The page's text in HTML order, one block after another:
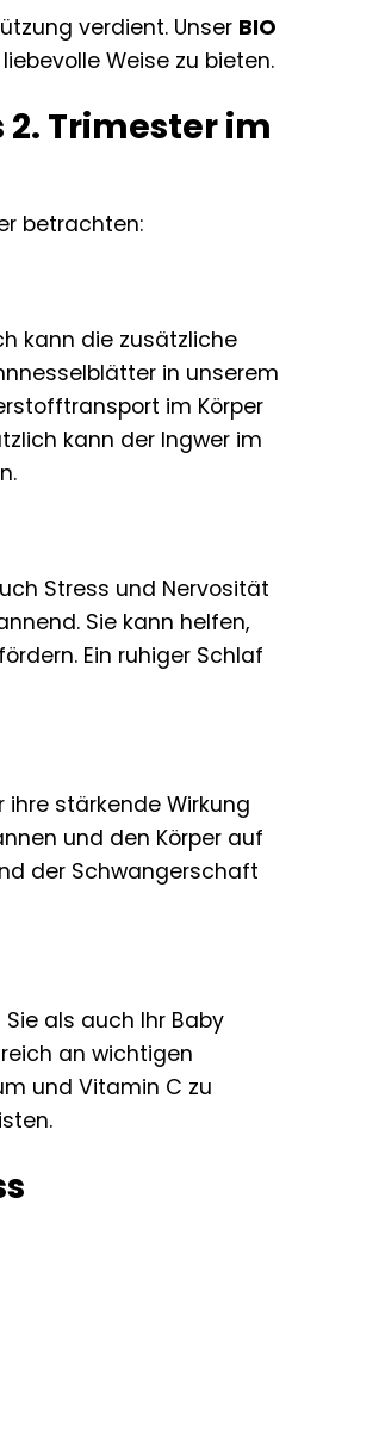
verdient. Unser BIO
Weise zu bieten.
Trimester im
betrachten:
kann die zusätzliche
in unserem
im Körper
kann der Ingwer im
Stress und Nervosität
Sie kann helfen,
Ein ruhiger Schlaf
stärkende Wirkung
und den Körper auf
der Schwangerschaft
als auch Ihr Baby
an wichtigen
und Vitamin C zu